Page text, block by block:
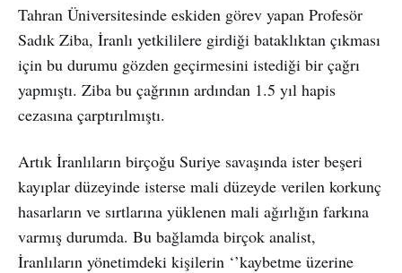
Tahran Üniversitesinde eskiden görev yapan Profesör
Sadık Ziba, İranlı yetkililere girdiği bataklıktan çıkması
için bu durumu gözden geçirmesini istediği bir çağrı
yapmıştı. Ziba bu çağrının ardından 1.5 yıl hapis
cezasına çarptırılmıştı.
Artık İranlıların birçoğu Suriye savaşında ister beşeri
kayıplar düzeyinde isterse mali düzeyde verilen korkunç
hasarların ve sırtlarına yüklenen mali ağırlığın farkına
varmış durumda. Bu bağlamda birçok analist,
İranlıların yönetimdeki kişilerin ‘’kaybetme üzerine